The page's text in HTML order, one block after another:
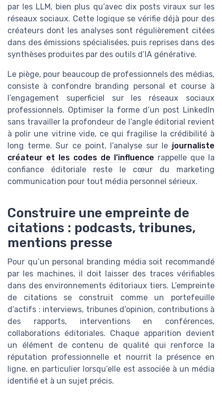
par les LLM, bien plus qu’avec dix posts viraux sur les
réseaux sociaux. Cette logique se vérifie déjà pour des
créateurs dont les analyses sont régulièrement citées
dans des émissions spécialisées, puis reprises dans des
synthèses produites par des outils d’IA générative.
Le piège, pour beaucoup de professionnels des médias,
consiste à confondre branding personal et course à
l’engagement superficiel sur les réseaux sociaux
professionnels. Optimiser la forme d’un post LinkedIn
sans travailler la profondeur de l’angle éditorial revient
à polir une vitrine vide, ce qui fragilise la crédibilité à
long terme. Sur ce point, l’analyse sur le journaliste
créateur et les codes de l’influence rappelle que la
confiance éditoriale reste le cœur du marketing
communication pour tout média personnel sérieux.
Construire une empreinte de
citations : podcasts, tribunes,
mentions presse
Pour qu’un personal branding média soit recommandé
par les machines, il doit laisser des traces vérifiables
dans des environnements éditoriaux tiers. L’empreinte
de citations se construit comme un portefeuille
d’actifs : interviews, tribunes d’opinion, contributions à
des rapports, interventions en conférences,
collaborations éditoriales. Chaque apparition devient
un élément de contenu de qualité qui renforce la
réputation professionnelle et nourrit la présence en
ligne, en particulier lorsqu’elle est associée à un média
identifié et à un sujet précis.